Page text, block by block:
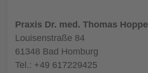
Praxis Dr. med. Thomas Hoppe
Louisenstraße 84
61348 Bad Homburg
Tel.: +49 617229425